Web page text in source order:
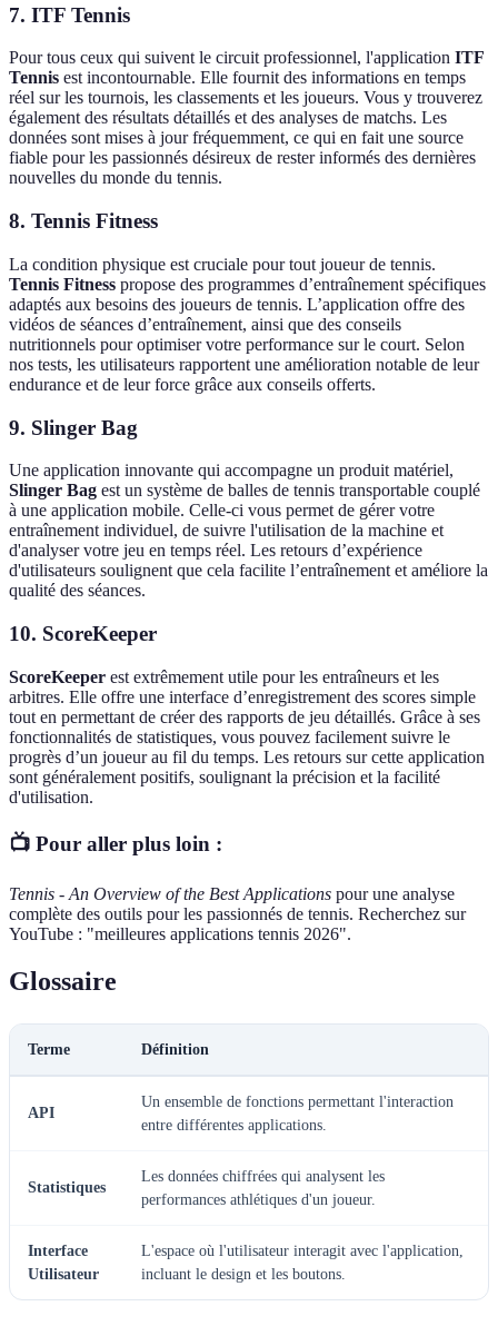
7. ITF Tennis
Pour tous ceux qui suivent le circuit professionnel, l'application ITF
Tennis est incontournable. Elle fournit des informations en temps
réel sur les tournois, les classements et les joueurs. Vous y trouverez
également des résultats détaillés et des analyses de matchs. Les
données sont mises à jour fréquemment, ce qui en fait une source
fiable pour les passionnés désireux de rester informés des dernières
nouvelles du monde du tennis.
8. Tennis Fitness
La condition physique est cruciale pour tout joueur de tennis.
Tennis Fitness propose des programmes d’entraînement spécifiques
adaptés aux besoins des joueurs de tennis. L’application offre des
vidéos de séances d’entraînement, ainsi que des conseils
nutritionnels pour optimiser votre performance sur le court. Selon
nos tests, les utilisateurs rapportent une amélioration notable de leur
endurance et de leur force grâce aux conseils offerts.
9. Slinger Bag
Une application innovante qui accompagne un produit matériel,
Slinger Bag est un système de balles de tennis transportable couplé
à une application mobile. Celle-ci vous permet de gérer votre
entraînement individuel, de suivre l'utilisation de la machine et
d'analyser votre jeu en temps réel. Les retours d’expérience
d'utilisateurs soulignent que cela facilite l’entraînement et améliore la
qualité des séances.
10. ScoreKeeper
ScoreKeeper est extrêmement utile pour les entraîneurs et les
arbitres. Elle offre une interface d’enregistrement des scores simple
tout en permettant de créer des rapports de jeu détaillés. Grâce à ses
fonctionnalités de statistiques, vous pouvez facilement suivre le
progrès d’un joueur au fil du temps. Les retours sur cette application
sont généralement positifs, soulignant la précision et la facilité
d'utilisation.
📺 Pour aller plus loin :
Tennis - An Overview of the Best Applications pour une analyse
complète des outils pour les passionnés de tennis. Recherchez sur
YouTube : "meilleures applications tennis 2026".
Glossaire
Terme Définition
API
Un ensemble de fonctions permettant l'interaction
entre différentes applications.
Statistiques
Les données chiffrées qui analysent les
performances athlétiques d'un joueur.
Interface
Utilisateur
L'espace où l'utilisateur interagit avec l'application,
incluant le design et les boutons.